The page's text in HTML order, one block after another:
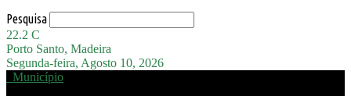
Pesquisa
22.2 C
Porto Santo, Madeira
Segunda-feira, Agosto 10, 2026
Município